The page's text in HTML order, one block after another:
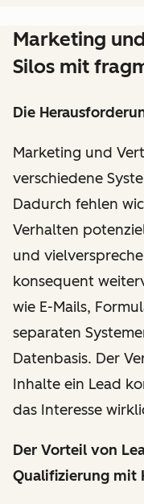
Marketing
Silos mit
Die
Marketing und
verschiedene
Dadurch fehlen
Verhalten
und
konsequent
wie E-Mails,
separaten
Datenbasis. Der
Inhalte ein Lead
das Interesse
Der Vorteil von
Qualifizierung mit